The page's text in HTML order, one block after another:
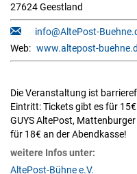
27624 Geestland
info@AltePost-
Web: www.altepost-
Die Veranstaltung ist
Eintritt:Tickets gibt es für
GUYS AltePost,
für 18€ an der Abendkasse!
weitere Infos unter:
AltePost-Bühne e.V.